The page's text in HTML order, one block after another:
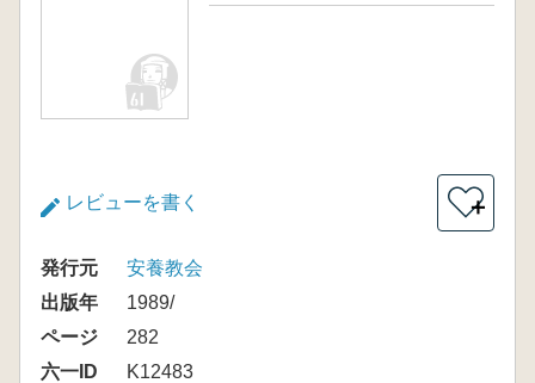
レビューを書く ＋
発行元
安養教会
出版年
1989/
ページ
282
六一ID
K12483